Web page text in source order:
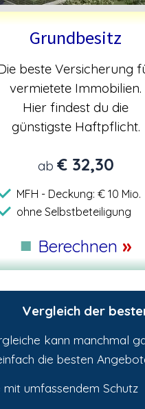
Grundbesitz
beste Versicherung
vermietete Immobilien.
Hier findest du die
günstigste Haftpflicht.
ab € 32,30
MFH - Deckung: € 10 Mio.
ohne Selbstbeteiligung
■ Berechnen »
Vergleich der
kann manchmal
die besten
umfassendem Schutz